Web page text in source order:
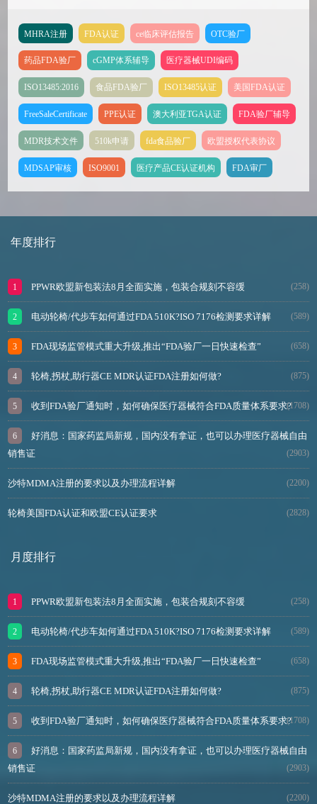
MHRA注册 FDA认证 ce临床评估报告 OTC验厂
药品FDA验厂 cGMP体系辅导 医疗器械UDI编码
ISO13485:2016 食品FDA验厂 ISO13485认证 美国FDA认证
FreeSaleCertificate PPE认证 澳大利亚TGA认证 FDA验厂辅导
MDR技术文件 510k申请 fda食品验厂 欧盟授权代表协议
MDSAP审核 ISO9001 医疗产品CE认证机构 FDA审厂
年度排行
PPWR欧盟新包装法8月全面实施，包装合规刻不容缓 (258)
电动轮椅/代步车如何通过FDA 510K?ISO 7176检测要求详解 (589)
FDA现场监管模式重大升级,推出“FDA验厂一日快速检查” (658)
轮椅,拐杖,助行器CE MDR认证FDA注册如何做? (875)
收到FDA验厂通知时，如何确保医疗器械符合FDA质量体系要求?(1708)
好消息：国家药监局新规，国内没有拿证，也可以办理医疗器械自由
销售证
(2903)
沙特MDMA注册的要求以及办理流程详解 (2200)
轮椅美国FDA认证和欧盟CE认证要求 (2828)
月度排行
PPWR欧盟新包装法8月全面实施，包装合规刻不容缓 (258)
电动轮椅/代步车如何通过FDA 510K?ISO 7176检测要求详解 (589)
FDA现场监管模式重大升级,推出“FDA验厂一日快速检查” (658)
轮椅,拐杖,助行器CE MDR认证FDA注册如何做? (875)
收到FDA验厂通知时，如何确保医疗器械符合FDA质量体系要求?(1708)
好消息：国家药监局新规，国内没有拿证，也可以办理医疗器械自由
销售证
(2903)
沙特MDMA注册的要求以及办理流程详解 (2200)